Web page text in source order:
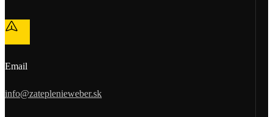
Email
info@zateplenieweber.sk